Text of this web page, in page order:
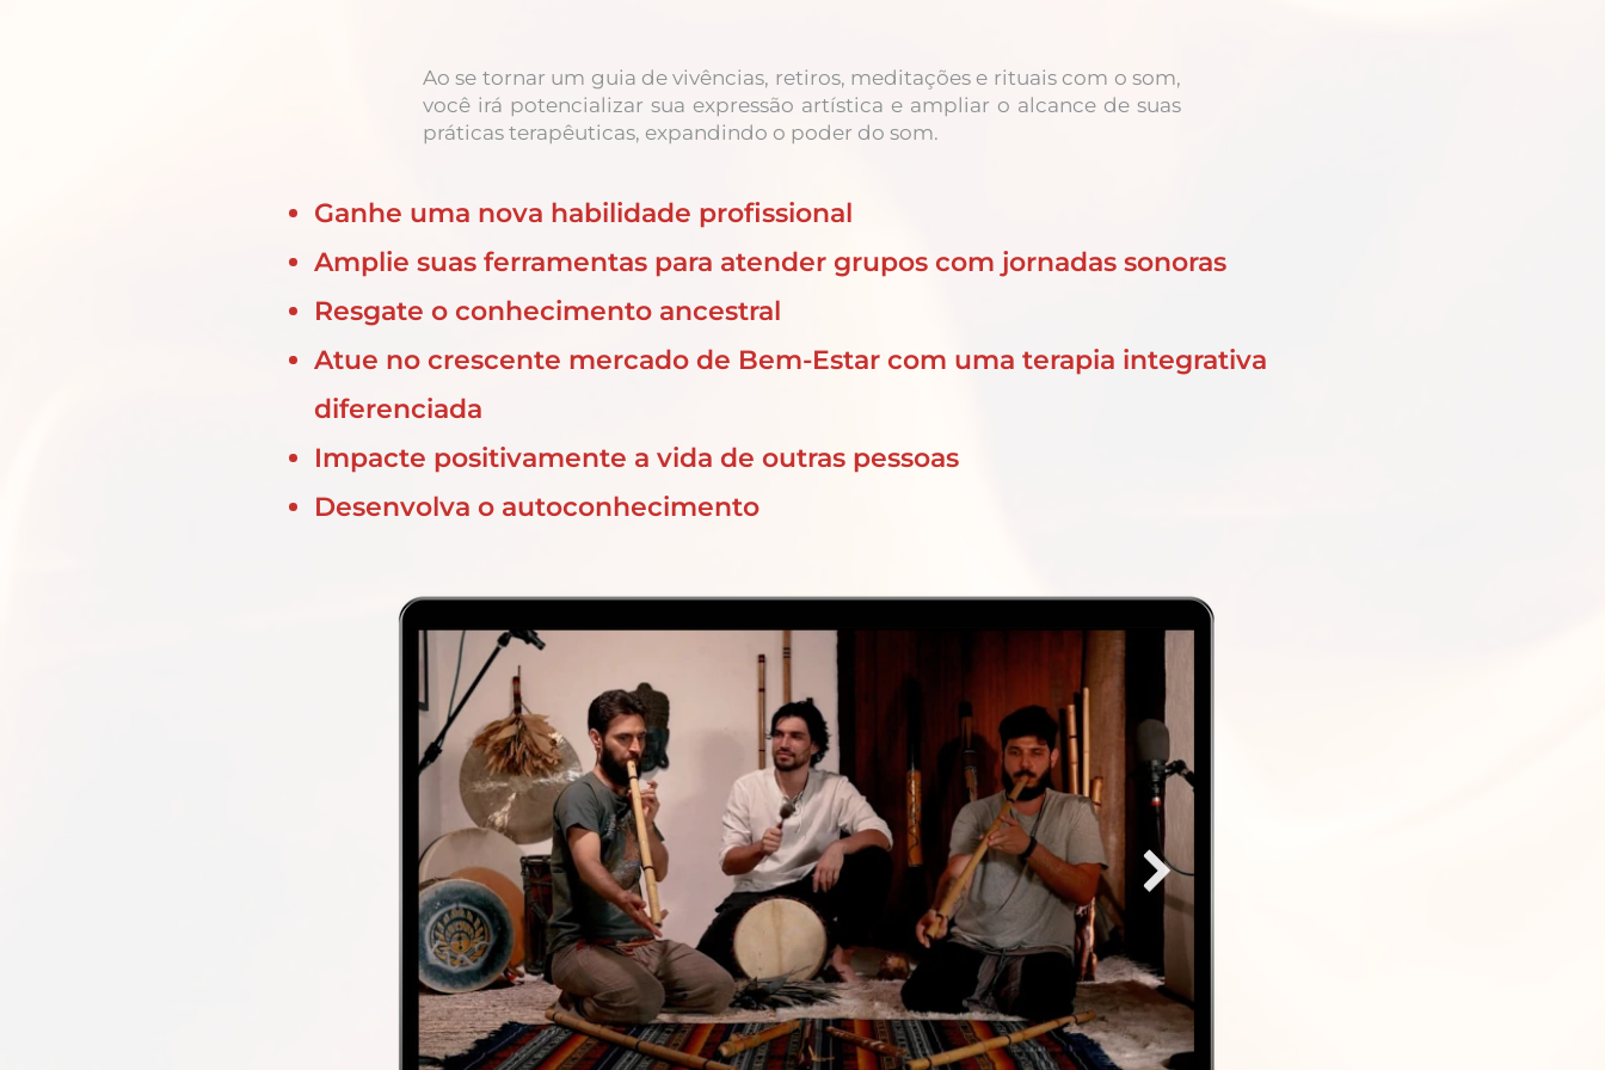
Ao se tornar um guia de vivências, retiros, meditações e rituais com o som,
você irá potencializar sua expressão artística e ampliar o alcance de suas
práticas terapêuticas, expandindo o poder do som.
Ganhe uma nova habilidade profissional
Amplie suas ferramentas para atender grupos com jornadas sonoras
Resgate o conhecimento ancestral
Atue no crescente mercado de Bem-Estar com uma terapia integrativa
diferenciada
Impacte positivamente a vida de outras pessoas
Desenvolva o autoconhecimento